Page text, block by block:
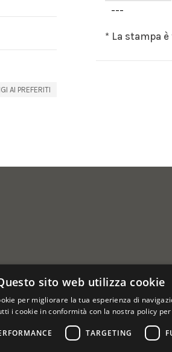
AI PREFERITI
---
* La stampa
sito web utilizza cookie
per migliorare la tua esperienza di
i cookie in conformità con la nostra policy
TARGETING